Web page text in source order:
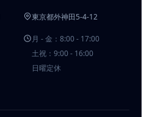
東京都外神田5-4-12
月 - 金：8:00 - 17:00
土祝：9:00 - 16:00
日曜定休